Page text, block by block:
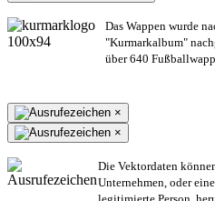
Das Wappen wurde
"Kurmarkalbum"
über 640
×
×
Die Vektordaten
Unternehmen, oder